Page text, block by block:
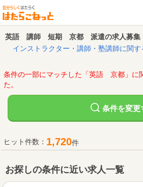
英語 講師 短期 京都 派遣の求人募集
インストラクター・講師・塾講師に関
条件の一部にマッチした「英語 京都」に
た。
条件を変更
ヒット件数： 1,720件
お探しの条件に近い求人一覧